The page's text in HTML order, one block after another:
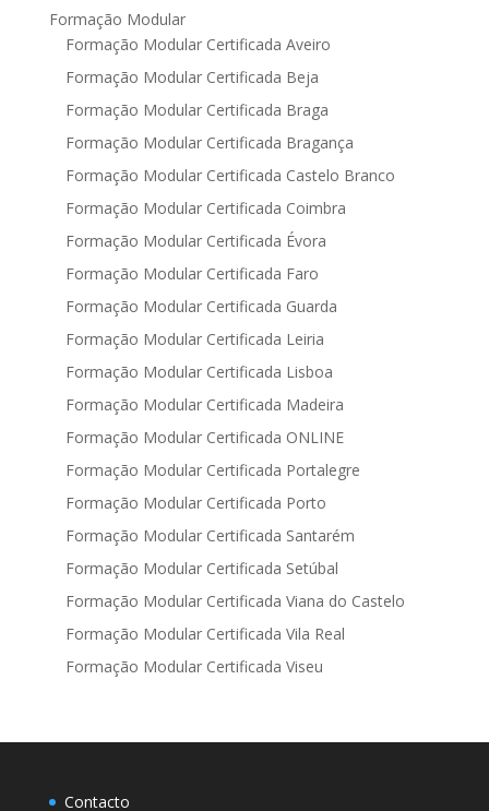
Formação Modular
Formação Modular Certificada Aveiro
Formação Modular Certificada Beja
Formação Modular Certificada Braga
Formação Modular Certificada Bragança
Formação Modular Certificada Castelo Branco
Formação Modular Certificada Coimbra
Formação Modular Certificada Évora
Formação Modular Certificada Faro
Formação Modular Certificada Guarda
Formação Modular Certificada Leiria
Formação Modular Certificada Lisboa
Formação Modular Certificada Madeira
Formação Modular Certificada ONLINE
Formação Modular Certificada Portalegre
Formação Modular Certificada Porto
Formação Modular Certificada Santarém
Formação Modular Certificada Setúbal
Formação Modular Certificada Viana do Castelo
Formação Modular Certificada Vila Real
Formação Modular Certificada Viseu
Contacto